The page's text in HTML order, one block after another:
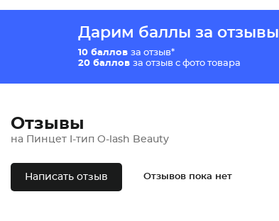
Дарим баллы за отзывы
10 баллов за отзыв*
20 баллов за отзыв с фото товара
Отзывы
на Пинцет I-тип O-lash Beauty
Написать отзыв Отзывов пока нет